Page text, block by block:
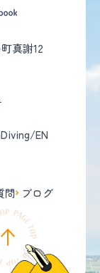
真謝12
EN
問 ブログ